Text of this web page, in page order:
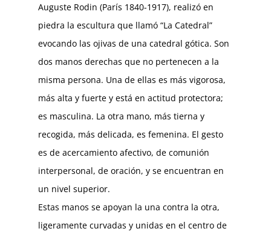
Auguste Rodin (París 1840-1917), realizó en
piedra la escultura que llamó “La Catedral”
evocando las ojivas de una catedral gótica. Son
dos manos derechas que no pertenecen a la
misma persona. Una de ellas es más vigorosa,
más alta y fuerte y está en actitud protectora;
es masculina. La otra mano, más tierna y
recogida, más delicada, es femenina. El gesto
es de acercamiento afectivo, de comunión
interpersonal, de oración, y se encuentran en
un nivel superior.
Estas manos se apoyan la una contra la otra,
ligeramente curvadas y unidas en el centro de